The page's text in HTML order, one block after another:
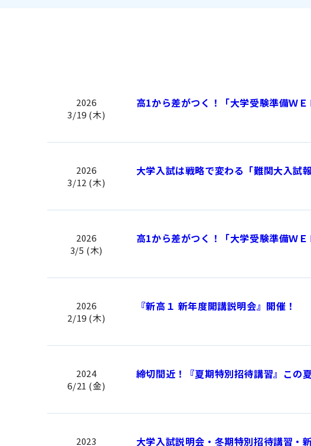
2026
3/19 (木)
高1から差がつく！「大学受験準備Ｗ
2026
3/12 (木)
大学入試は戦略で変わる「難関大入試
2026
3/5 (木)
高1から差がつく！「大学受験準備Ｗ
2026
2/19 (木)
『新高１ 新年度開講説明会』開催！
2024
6/21 (金)
締切間近！『夏期特別招待講習』この
2023
大学入試説明会・冬期特別招待講習・